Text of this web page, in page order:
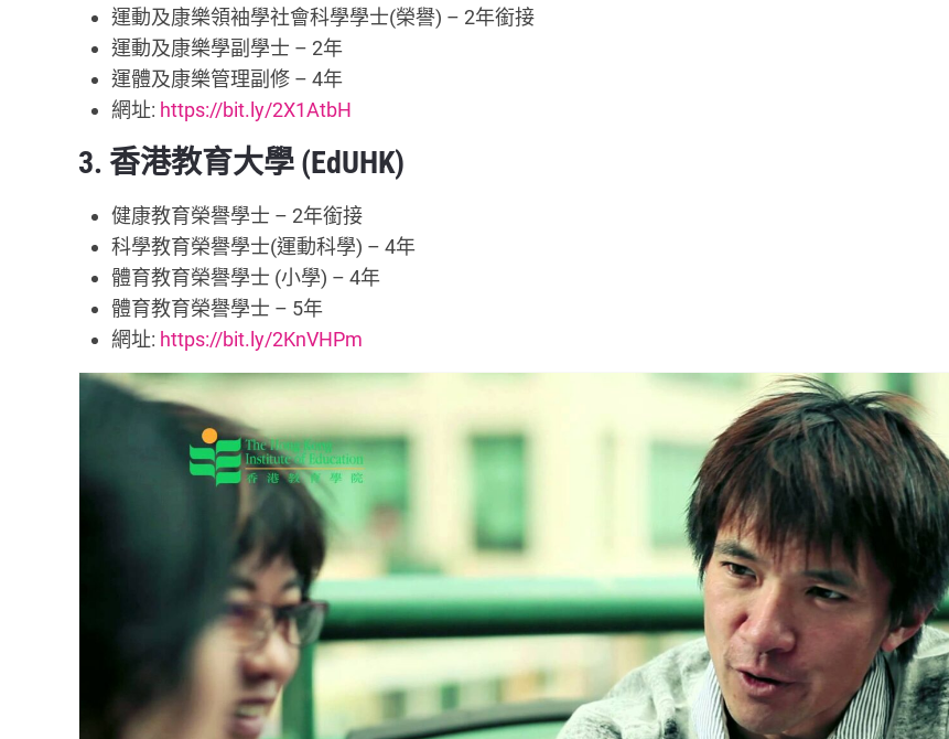
運動及康樂領袖學社會科學學士(榮譽) – 2年銜接
運動及康樂學副學士 – 2年
運體及康樂管理副修 – 4年
網址: https://bit.ly/2X1AtbH
3. 香港教育大學 (EdUHK)
健康教育榮譽學士 – 2年銜接
科學教育榮譽學士(運動科學) – 4年
體育教育榮譽學士 (小學) – 4年
體育教育榮譽學士 – 5年
網址: https://bit.ly/2KnVHPm